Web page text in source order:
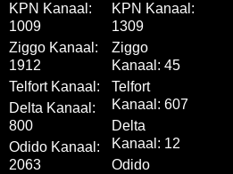
KPN Kanaal:
1009
Ziggo Kanaal:
1912
Telfort Kanaal:
Delta Kanaal:
800
Odido Kanaal:
2063
KPN Kanaal:
1309
Ziggo
Kanaal: 45
Telfort
Kanaal: 607
Delta
Kanaal: 12
Odido